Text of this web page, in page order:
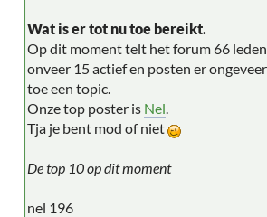
Wat is er tot nu toe bereikt.
Op dit moment telt het forum 66
onveer 15 actief en posten er
toe een topic.
Onze top poster is Nel
Tja je bent mod of niet
De top 10 op dit moment
nel 196